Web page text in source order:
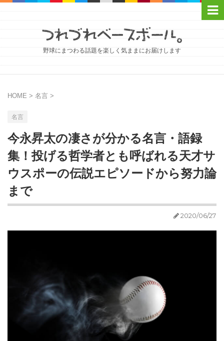
野球にまつわる話題を楽しく気ままにお届けします
HOME > 名言 >
名言
今永昇太の凄さが分かる名言・語録
集！投げる哲学者とも呼ばれる天才サ
ウスポーの伝説エピソードから努力論
まで
2020/06/27